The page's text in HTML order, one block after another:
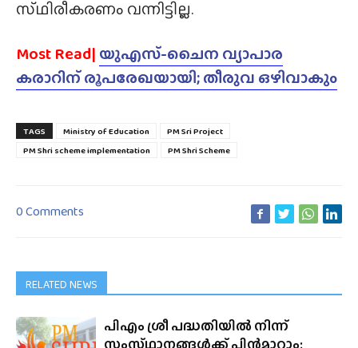
സ്‌ഥിരീകരണം വന്നിട്ടില്ല.
Most Read| യുഎസ്-ചൈന വ്യാപാര
കരാറിന് രൂപരേഖയായി; തീരുവ ഒഴിവാകും
TAGS Ministry of Education
PM Sri Project
PM Shri scheme implementation
PM Shri Scheme
0 Comments
RELATED NEWS
പിഎം ശ്രീ പദ്ധതിയിൽ നിന്ന്